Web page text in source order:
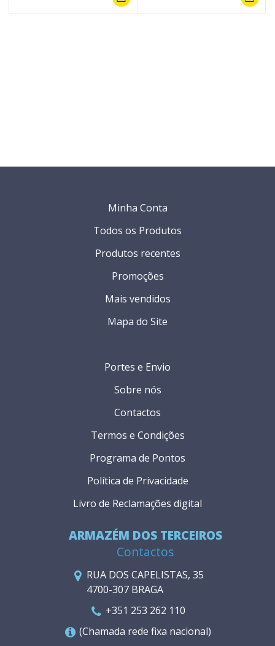
ARMAZÉM DOS TERCEIROS
Contactos
RUA DOS CAPELISTAS, 35
4700-307 BRAGA
+351 253 262 110
(Chamada rede fixa nacional)
Portes e Envio
Sobre nós
Contactos
Termos e Condições
Programa de Pontos
Política de Privacidade
Livro de Reclamações digital
Minha Conta
Todos os Produtos
Produtos recentes
Promoções
Mais vendidos
Mapa do Site